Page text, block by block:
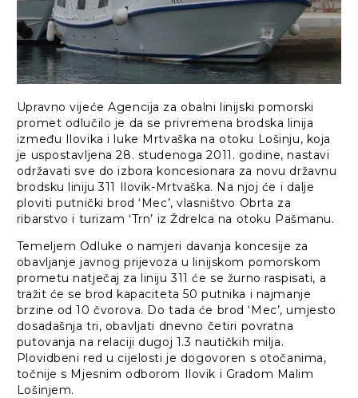
Upravno vijeće Agencija za obalni linijski pomorski
promet odlučilo je da se privremena brodska linija
između Ilovika i luke Mrtvaška na otoku Lošinju, koja
je uspostavljena 28. studenoga 2011. godine, nastavi
održavati sve do izbora koncesionara za novu državnu
brodsku liniju 311 Ilovik-Mrtvaška. Na njoj će i dalje
ploviti putnički brod ‘Mec’, vlasništvo Obrta za
ribarstvo i turizam ‘Trn’ iz Ždrelca na otoku Pašmanu.
Temeljem Odluke o namjeri davanja koncesije za
obavljanje javnog prijevoza u linijskom pomorskom
prometu natječaj za liniju 311 će se žurno raspisati, a
tražit će se brod kapaciteta 50 putnika i najmanje
brzine od 10 čvorova. Do tada će brod ‘Mec’, umjesto
dosadašnja tri, obavljati dnevno četiri povratna
putovanja na relaciji dugoj 1.3 nautičkih milja.
Plovidbeni red u cijelosti je dogovoren s otočanima,
točnije s Mjesnim odborom Ilovik i Gradom Malim
Lošinjem.